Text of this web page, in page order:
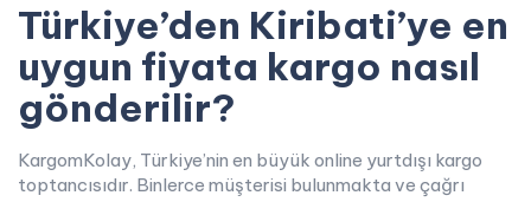
Türkiye’den Kiribati’ye en
uygun fiyata kargo nasıl
gönderilir?
KargomKolay, Türkiye’nin en büyük online yurtdışı kargo
toptancısıdır. Binlerce müşterisi bulunmakta ve çağrı